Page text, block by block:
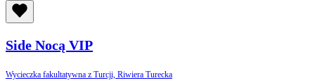
Side Nocą VIP
Wycieczka fakultatywna z Turcji, Riwiera Turecka